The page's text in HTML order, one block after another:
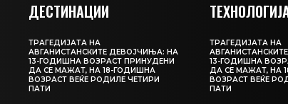
ДЕСТИНАЦИИ
ТРАГЕДИЈАТА НА
АВГАНИСТАНСКИТЕ ДЕВОЈЧИЊА: НА
13-ГОДИШНА ВОЗРАСТ ПРИНУДЕНИ
ДА СЕ МАЖАТ, НА 18-ГОДИШНА
ВОЗРАСТ ВЕЌЕ РОДИЛЕ ЧЕТИРИ
ПАТИ
ТРАГЕДИЈАТА НА
13-ГОДИШНА
ДА СЕ МАЖАТ, НА
ВОЗРАСТ ВЕЌЕ
ПАТИ